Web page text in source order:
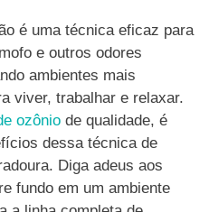
é uma técnica eficaz para
e outros odores
ambientes mais
viver, trabalhar e relaxar.
ozônio de qualidade, é
dessa técnica de
Diga adeus aos
fundo em um ambiente